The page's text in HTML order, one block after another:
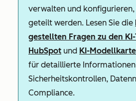
verwalten und konfigurieren,
geteilt werden. Lesen Sie die
gestellten Fragen zu den
HubSpot und KI-
für detaillierte Informationen
Sicherheitskontrollen,
Compliance.